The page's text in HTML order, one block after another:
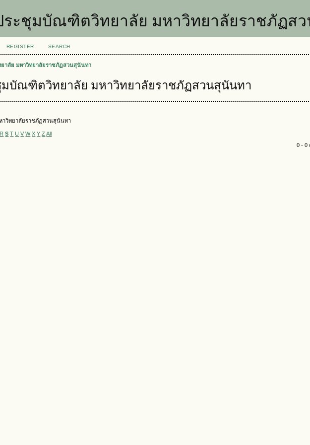
ระชุมบัณฑิตวิทยาลัย มหาวิทยาลัยราชภัฏส
REGISTER SEARCH
าลัย มหาวิทยาลัยราชภัฏสวนสุนันทา
มบัณฑิตวิทยาลัย มหาวิทยาลัยราชภัฏสวนสุนันทา
าวิทยาลัยราชภัฏสวนสุนันทา
R S T U V W X Y Z All
0 - 0